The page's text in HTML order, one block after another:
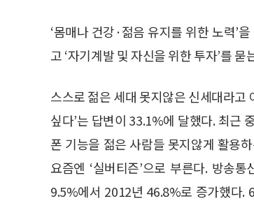
‘몸매나 건강·젊음 유지를 위한 노력’
고 ‘자기계발 및 자신을 위한 투자’를
스스로 젊은 세대 못지않은 신세대라고
싶다’는 답변이 33.1%에 달했다. 최근
폰 기능을 젊은 사람들 못지않게 활용
요즘엔 ‘실버티즌’으로 부른다. 방송
9.5%에서 2012년 46.8%로 증가했다.